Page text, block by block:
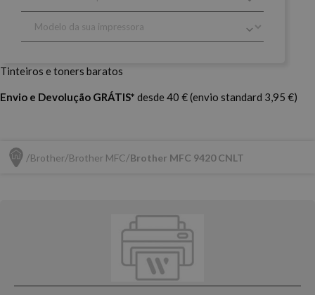
Tinteiros e toners baratos
Envio e Devolução GRÁTIS* desde 40 € (envio standard 3,95 €)
Brother Brother MFC Brother MFC 9420 CNLT